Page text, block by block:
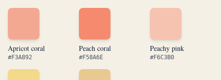
Apricot coral
#F3A892
Peach coral
#F58A6E
Peachy pink
#F6C3B0